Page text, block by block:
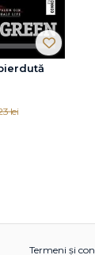
lei
Termeni și